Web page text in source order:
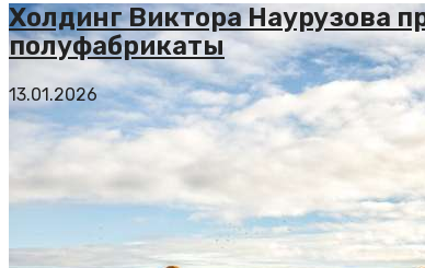
Холдинг Виктора Наурузова
полуфабрикаты
13.01.2026